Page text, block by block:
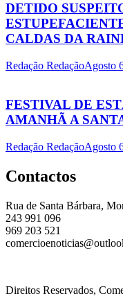
DETIDO
CALDAS DA
Redação RedaçãoAgosto
FESTIVAL DE
AMANHÃ A
Redação RedaçãoAgosto
Contactos
Rua de Santa Bárbara,
243 991 096
969 203 521
Direitos Reservados,